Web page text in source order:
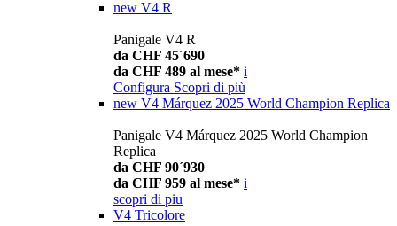
new V4 R
Panigale V4 R
da CHF 45´690
da CHF 489 al mese* i
Configura Scopri di più
new V4 Márquez 2025 World Champion Replica
Panigale V4 Márquez 2025 World Champion
Replica
da CHF 90´930
da CHF 959 al mese* i
scopri di piu
V4 Tricolore